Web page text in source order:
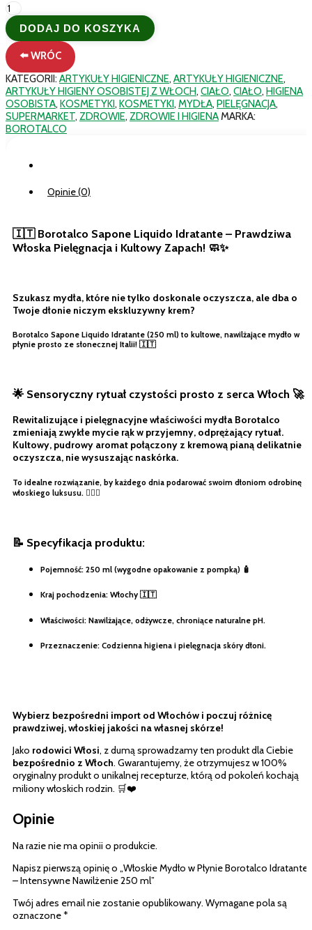
ilość
Włoskie
Mydło
w
Płynie
Borotalco
Idratante
–
Intensywne
Nawilżenie
250
DODAJ DO KOSZYKA
⬅️ WRÓC
KATEGORII:ARTYKUŁY HIGIENICZNE,ARTYKUŁY HIGIENICZNE,
ARTYKUŁY HIGIENY OSOBISTEJ Z WŁOCH, CIAŁO, CIAŁO, HIGIENA
OSOBISTA, KOSMETYKI, KOSMETYKI, MYDŁA, PIELĘGNACJA,
SUPERMARKET, ZDROWIE, ZDROWIE I HIGIENAMARKA:
BOROTALCO
Opinie (0)
🇮🇹 Borotalco Sapone Liquido Idratante – Prawdziwa
Włoska Pielęgnacja i Kultowy Zapach! 🧼✨
Szukasz mydła, które nie tylko doskonale oczyszcza, ale dba o
Twoje dłonie niczym ekskluzywny krem?
Borotalco Sapone Liquido Idratante (250 ml) to kultowe, nawilżające mydło w
płynie prosto ze słonecznej Italii! 🇮🇹
🌟 Sensoryczny rytuał czystości prosto z serca Włoch 🚀
Rewitalizujące i pielęgnacyjne właściwości mydła Borotalco
zmieniają zwykłe mycie rąk w przyjemny, odprężający rytuał.
Kultowy, pudrowy aromat połączony z kremową pianą delikatnie
oczyszcza, nie wysuszając naskórka.
To idealne rozwiązanie, by każdego dnia podarować swoim dłoniom odrobinę
włoskiego luksusu. 🧖‍♂️✨
📝 Specyfikacja produktu:
Pojemność: 250 ml (wygodne opakowanie z pompką) 🧴
Kraj pochodzenia: Włochy 🇮🇹
Właściwości: Nawilżające, odżywcze, chroniące naturalne pH.
Przeznaczenie: Codzienna higiena i pielęgnacja skóry dłoni.
Wybierz bezpośredni import od Włochów i poczuj różnicę
prawdziwej, włoskiej jakości na własnej skórze!
Jako rodowici Włosi, z dumą sprowadzamy ten produkt dla Ciebie
bezpośrednio z Włoch. Gwarantujemy, że otrzymujesz w 100%
oryginalny produkt o unikalnej recepturze, którą od pokoleń kochają
miliony włoskich rodzin. 🛒❤️
Opinie
Na razie nie ma opinii o produkcie.
Napisz pierwszą opinię o „Włoskie Mydło w Płynie Borotalco Idratante
– Intensywne Nawilżenie 250 ml”
Twój adres email nie zostanie opublikowany. Wymagane pola są
oznaczone*